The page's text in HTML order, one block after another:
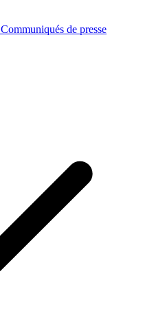
Communiqués de presse